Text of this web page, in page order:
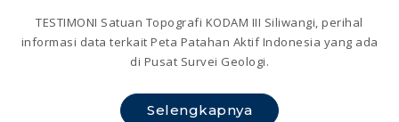
TESTIMONI Satuan Topografi KODAM III Siliwangi, perihal
informasi data terkait Peta Patahan Aktif Indonesia yang ada
di Pusat Survei Geologi.
Selengkapnya